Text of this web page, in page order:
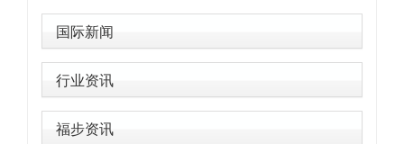
国际新闻
行业资讯
福步资讯